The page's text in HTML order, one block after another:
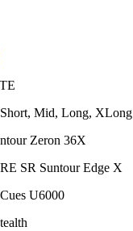
Short, Mid, Long, XLong
Zeron 36X
SR Suntour Edge X
U6000